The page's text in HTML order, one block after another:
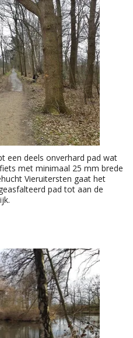
een deels onverhard pad wat
met minimaal 25 mm brede
Vieruitersten gaat het
pad tot aan de